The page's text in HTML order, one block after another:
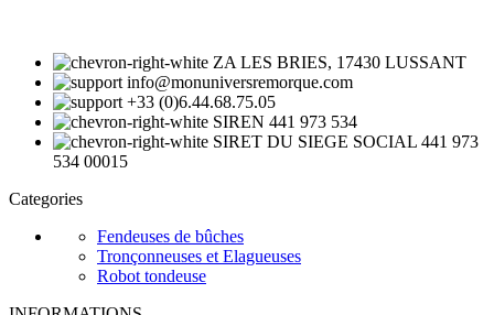
ZA LES BRIES, 17430 LUSSANT
info@monuniversremorque.com
+33 (0)6.44.68.75.05
SIREN 441 973 534
SIRET DU SIEGE SOCIAL 441 973
534 00015
Categories
Fendeuses de bûches
Tronçonneuses et Elagueuses
Robot tondeuse